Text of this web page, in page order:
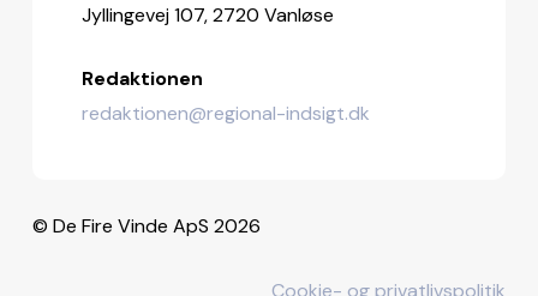
Jyllingevej 107, 2720 Vanløse
Redaktionen
redaktionen@regional-indsigt.dk
© De Fire Vinde ApS 2026
Cookie- og privatlivspolitik